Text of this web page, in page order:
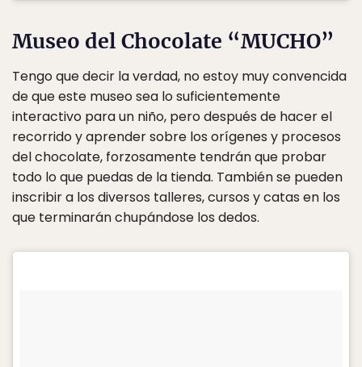
Museo del Chocolate “MUCHO”
Tengo que decir la verdad, no estoy muy convencida
de que este museo sea lo suficientemente
interactivo para un niño, pero después de hacer el
recorrido y aprender sobre los orígenes y procesos
del chocolate, forzosamente tendrán que probar
todo lo que puedas de la tienda. También se pueden
inscribir a los diversos talleres, cursos y catas en los
que terminarán chupándose los dedos.